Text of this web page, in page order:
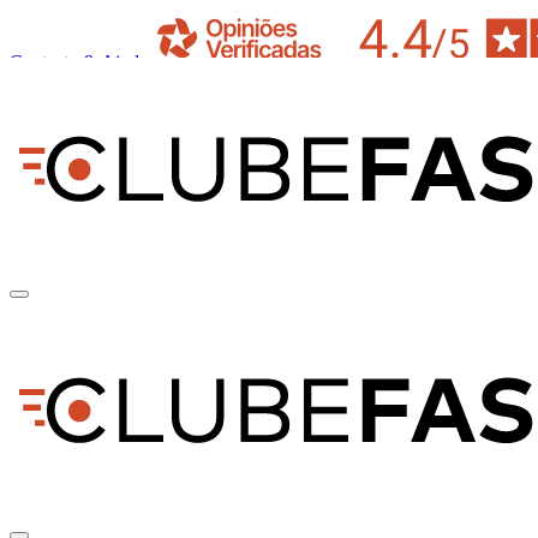
Contacto & Ajuda